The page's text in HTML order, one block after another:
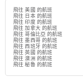
飛往 美國 的航班
飛往 日本 的航班
飛往 印度 的航班
飛往 加拿大 的航班
飛往 哥倫比亞 的航班
飛往 墨西哥 的航班
飛往 西班牙 的航班
飛往 英國 的航班
飛往 澳洲 的航班
飛往 秘魯 的航班